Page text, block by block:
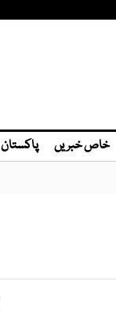
خاص خبریں پاکستان